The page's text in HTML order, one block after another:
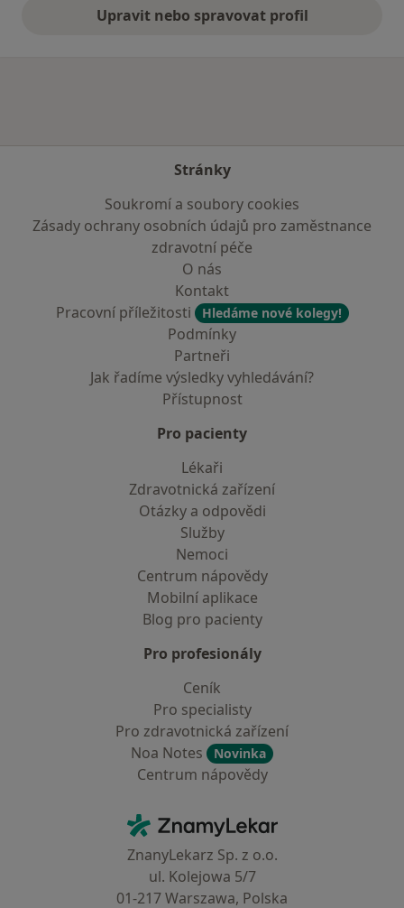
Upravit nebo spravovat profil
Stránky
Soukromí a soubory cookies
Zásady ochrany osobních údajů pro zaměstnance
zdravotní péče
O nás
Kontakt
Pracovní příležitosti
Hledáme nové kolegy!
Podmínky
Partneři
Jak řadíme výsledky vyhledávání?
Přístupnost
Pro pacienty
Lékaři
Zdravotnická zařízení
Otázky a odpovědi
Služby
Nemoci
Centrum nápovědy
Mobilní aplikace
Blog pro pacienty
Pro profesionály
Ceník
Pro specialisty
Pro zdravotnická zařízení
Noa Notes
Novinka
Centrum nápovědy
ZnamyLekar - Hlavní stránka
ZnanyLekarz Sp. z o.o.
ul. Kolejowa 5/7
01-217 Warszawa, Polska